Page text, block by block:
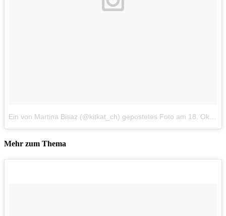
Ein von Martina Bisaz (@kitkat_ch) gepostetes Foto am 18. Okt 2014 um 7:34 Uhr
Mehr zum Thema